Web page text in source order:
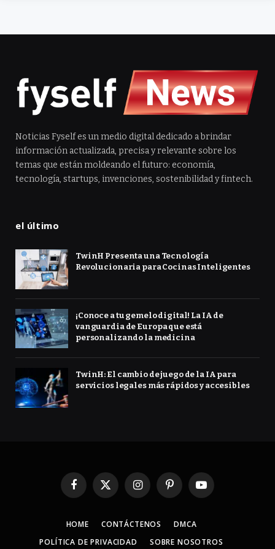
Noticias Fyself es un medio digital dedicado a brindar
información actualizada, precisa y relevante sobre los
temas que están moldeando el futuro: economía,
tecnología, startups, invenciones, sostenibilidad y fintech.
el último
TwinH Presenta una Tecnología
Revolucionaria para Cocinas Inteligentes
¡Conoce a tu gemelo digital! La IA de
vanguardia de Europa que está
personalizando la medicina
TwinH: El cambio de juego de la IA para
servicios legales más rápidos y accesibles
Facebook
X
InstagramPinterestYouTube
HOME CONTÁCTENOS
DMCA
POLÍTICA DE PRIVACIDAD
SOBRE NOSOTROS